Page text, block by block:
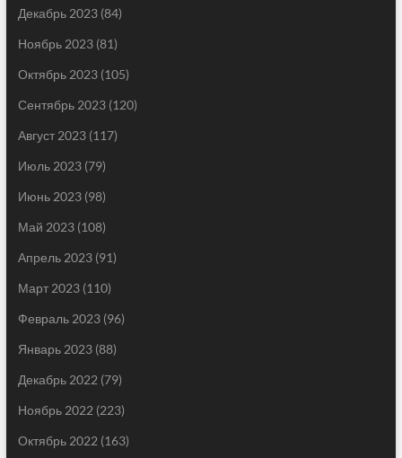
Декабрь 2023(84)
Ноябрь 2023(81)
Октябрь 2023(105)
Сентябрь 2023(120)
Август 2023(117)
Июль 2023(79)
Июнь 2023(98)
Май 2023(108)
Апрель 2023(91)
Март 2023(110)
Февраль 2023(96)
Январь 2023(88)
Декабрь 2022(79)
Ноябрь 2022(223)
Октябрь 2022(163)